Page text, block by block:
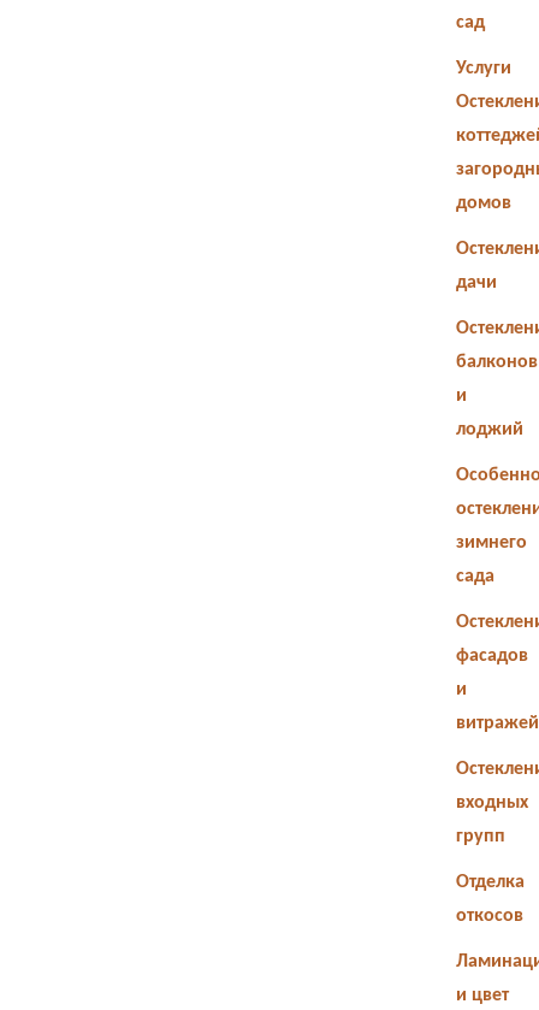
сад
Услуги
домов
дачи
балконов
и
лоджий
зимнего
сада
фасадов
и
витражей
входных
групп
Отделка
откосов
и цвет